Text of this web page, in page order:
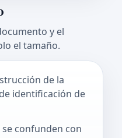
y el
el tamaño.
de la
identificación de
confunden con